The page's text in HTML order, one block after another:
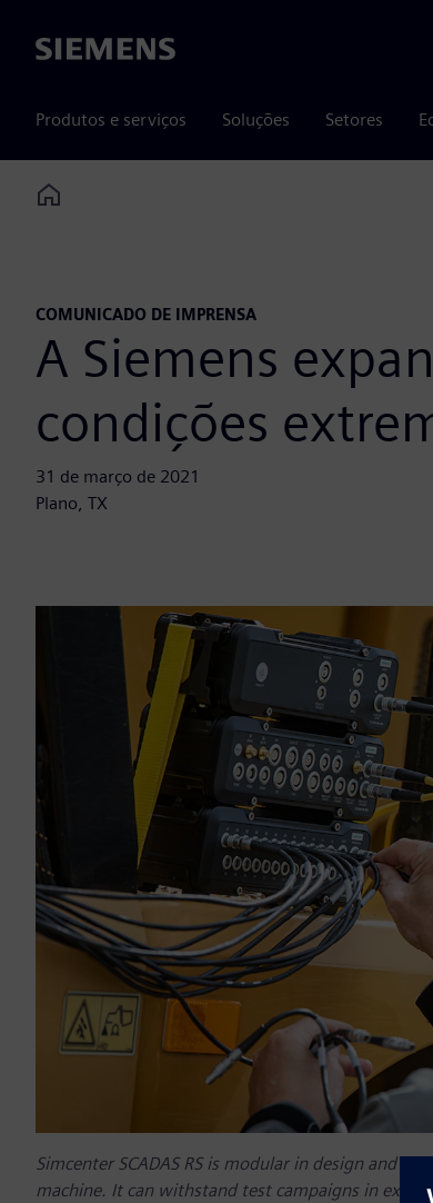
Siemens
Produtos e serviços Soluções Setores
Home
COMUNICADO DE IMPRENSA
A Siemens
condições
31 de março de 2021
Plano, TX
Simcenter SCADAS RS is modular in design and
machine. It can withstand test campaigns in